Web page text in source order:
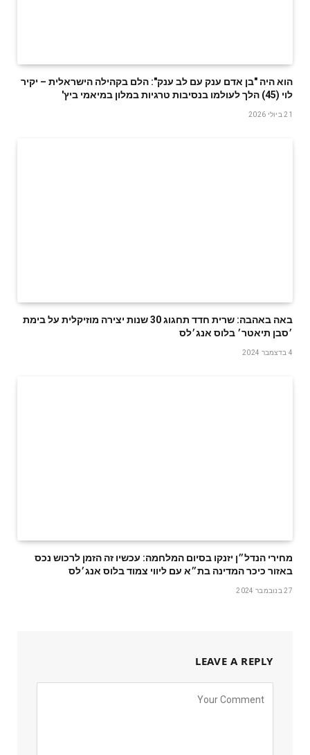
הוא היה "בן אדם ענק עם לב ענק": הלם בקהילה הישראלית – יקיר
לוי (45) הלך לעולמו בנסיבות טרגיות במלון במיאמי ביץ'
21 ביולי 2026
באה באהבה: שרית חדד תחגוג 30 שנות יצירה מוזיקלית על בימת
׳סבן תיאטר׳ בלוס אנג׳לס
4 בדצמבר 2024
מחירי הנדל״ן יזנקו בסיום המלחמה: עכשיו זה הזמן לרכוש נכס
באזור כיכר המדינה בת״א עם ליווי צמוד בלוס אנג׳לס
27 בנובמבר 2024
LEAVE A REPLY